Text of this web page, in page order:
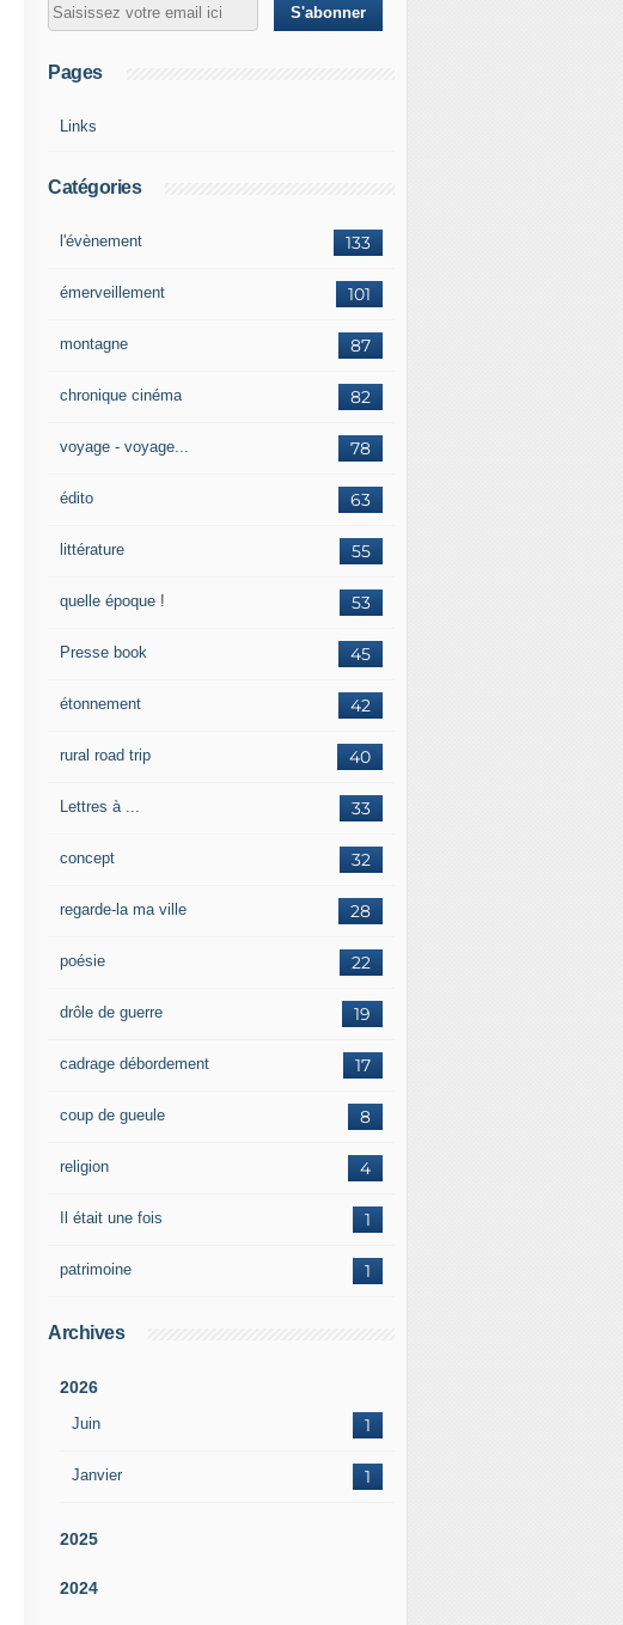
Pages
Links
Catégories
133
l'évènement
101
émerveillement
87
montagne
82
chronique cinéma
78
voyage - voyage...
63
édito
55
littérature
53
quelle époque !
45
Presse book
42
étonnement
40
rural road trip
33
Lettres à ...
32
concept
28
regarde-la ma ville
22
poésie
19
drôle de guerre
17
cadrage débordement
8
coup de gueule
4
religion
1
Il était une fois
1
patrimoine
Archives
2026
Juin 1
Janvier 1
2025
2024